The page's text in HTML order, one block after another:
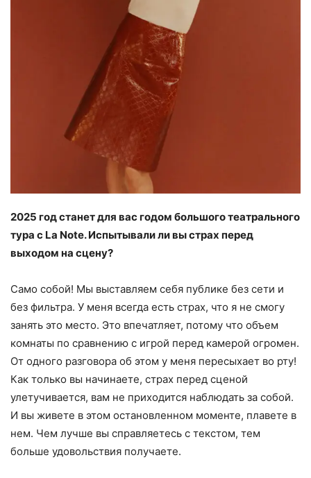
2025 год станет для вас годом большого театрального
тура с La Note. Испытывали ли вы страх перед
выходом на сцену?
Само собой! Мы выставляем себя публике без сети и
без фильтра. У меня всегда есть страх, что я не смогу
занять это место. Это впечатляет, потому что объем
комнаты по сравнению с игрой перед камерой огромен.
От одного разговора об этом у меня пересыхает во рту!
Как только вы начинаете, страх перед сценой
улетучивается, вам не приходится наблюдать за собой.
И вы живете в этом остановленном моменте, плавете в
нем. Чем лучше вы справляетесь с текстом, тем
больше удовольствия получаете.